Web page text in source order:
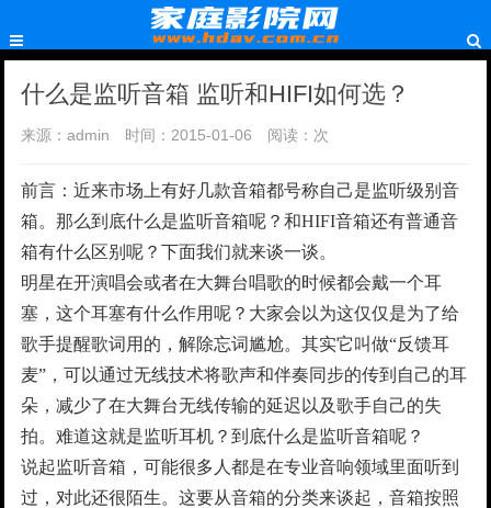
什么是监听音箱 监听和HIFI如何选？
来源：admin 时间：2015-01-06 阅读： 次
前言：近来市场上有好几款音箱都号称自己是监听级别音
箱。那么到底什么是监听音箱呢？和HIFI音箱还有普通音
箱有什么区别呢？下面我们就来谈一谈。
明星在开演唱会或者在大舞台唱歌的时候都会戴一个耳
塞，这个耳塞有什么作用呢？大家会以为这仅仅是为了给
歌手提醒歌词用的，解除忘词尴尬。其实它叫做“反馈耳
麦”，可以通过无线技术将歌声和伴奏同步的传到自己的耳
朵，减少了在大舞台无线传输的延迟以及歌手自己的失
拍。难道这就是监听耳机？到底什么是监听音箱呢？
说起监听音箱，可能很多人都是在专业音响领域里面听到
过，对此还很陌生。这要从音箱的分类来谈起，音箱按照